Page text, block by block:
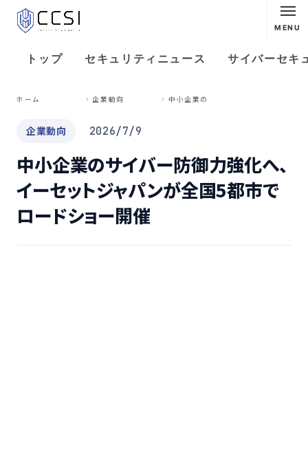
MENU
トップ セキュリティニュース サイバーセキ
ホーム 企業動向
企業動向 2026/7/9
中小企業のサイバー防御力強化へ、
イーセットジャパンが全国5都市で
ロードショー開催